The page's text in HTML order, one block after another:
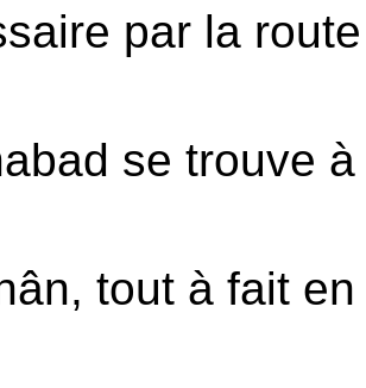
par la
se trouve
tout à fait